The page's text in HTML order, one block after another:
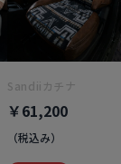
Sandiiカチナ
￥61,200
（税込み）